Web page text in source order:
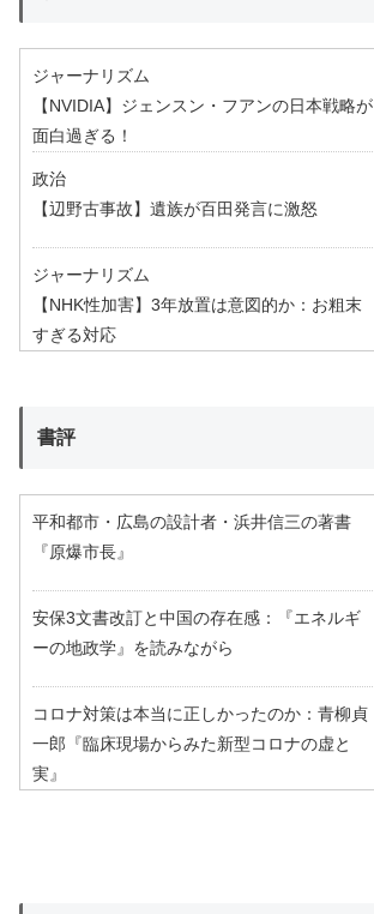
ジャーナリズム
【NVIDIA】ジェンスン・フアンの日本戦略が
面白過ぎる！
政治
【辺野古事故】遺族が百田発言に激怒
ジャーナリズム
【NHK性加害】3年放置は意図的か：お粗末
すぎる対応
書評
平和都市・広島の設計者・浜井信三の著書
『原爆市長』
安保3文書改訂と中国の存在感：『エネルギ
ーの地政学』を読みながら
コロナ対策は本当に正しかったのか：青柳貞
一郎『臨床現場からみた新型コロナの虚と
実』